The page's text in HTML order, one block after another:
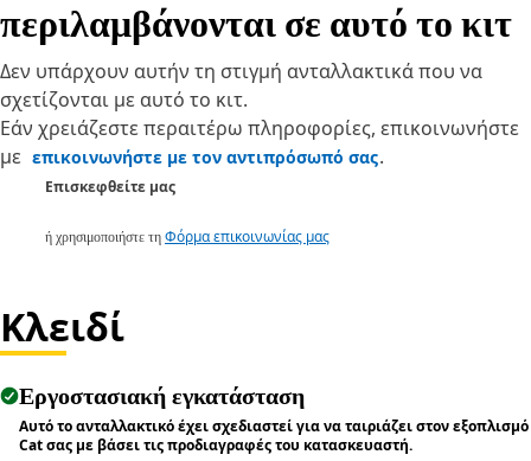
περιλαμβάνονται σε αυτό το κιτ
Δεν υπάρχουν αυτήν τη στιγμή ανταλλακτικά που να
σχετίζονται με αυτό το κιτ.
Εάν χρειάζεστε περαιτέρω πληροφορίες, επικοινωνήστε
με επικοινωνήστε με τον αντιπρόσωπό σας
Επισκεφθείτε μας
ή χρησιμοποιήστε τηΦόρμα επικοινωνίας μας
.
Κλειδί
Εργοστασιακή εγκατάσταση
Αυτό το ανταλλακτικό έχει σχεδιαστεί για να ταιριάζει στον εξοπλισμό
Cat σας με βάσει τις προδιαγραφές του κατασκευαστή.